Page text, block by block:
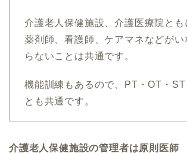
介護老人保健施設、介護医療院とも
薬剤師、看護師、ケアマネなどがい
らないことは共通です。
機能訓練もあるので、PT・OT・ST
とも共通です。
介護老人保健施設の管理者は原則医師